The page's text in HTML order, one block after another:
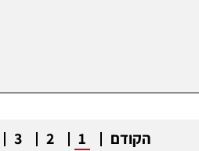
הקודם 1
2
3